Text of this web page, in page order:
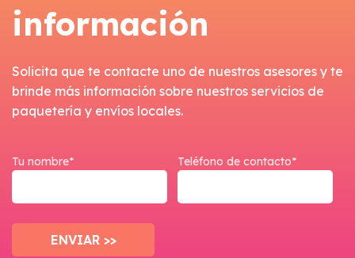
información
Solicita que te contacte uno de nuestros asesores y te
brinde más información sobre nuestros servicios de
paquetería y envíos locales.
Tu nombre* Teléfono de contacto*